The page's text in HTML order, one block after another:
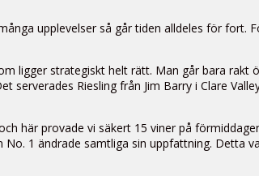
upplevelser så går tiden alldeles för fort.
ligger strategiskt helt rätt. Man går bara rakt
Riesling från Jim Barry i Clare
här provade vi säkert 15 viner på
1 ändrade samtliga sin uppfattning. Detta